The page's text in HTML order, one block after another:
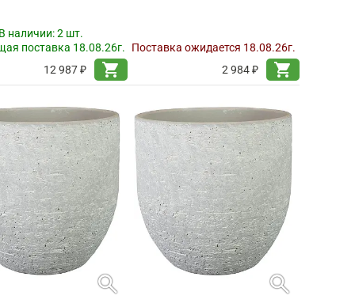
наличии:2 шт.
поставка 18.08.26г.
12 987 ₽
shopping_cart
Поставка ожидается 18.08.26г.
2 984 ₽
shopping_cart
search search